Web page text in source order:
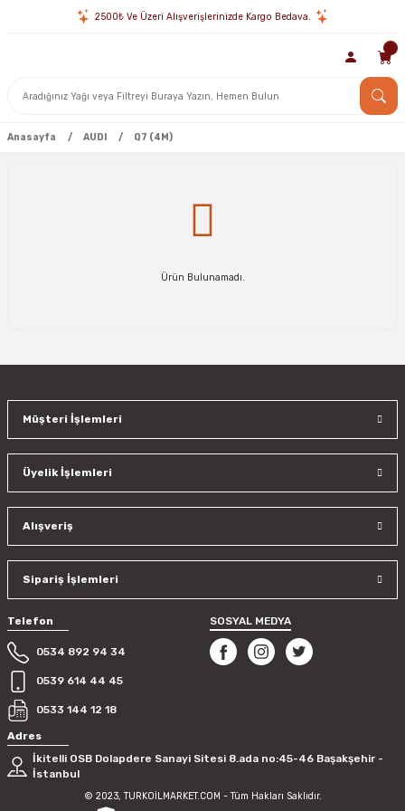
2500₺ Ve Üzeri Alışverişlerinizde Kargo Bedava.
Anasayfa AUDI Q7 (4M)
Ürün Bulunamadı.
Müşteri İşlemleri
Üyelik İşlemleri
Alışveriş
Sipariş İşlemleri
Telefon
0534 892 94 34
0539 614 44 45
0533 144 12 18
SOSYAL MEDYA
Adres
İkitelli OSB Dolapdere Sanayi Sitesi 8.ada no:45-46 Başakşehir -
İstanbul
© 2023, TURKOİLMARKET.COM - Tüm Hakları Saklıdır.